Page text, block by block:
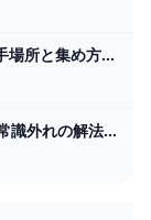
【ティアキン】サファイアの入手場所と集め方【ゼルダの伝説ティアーズオブザキングダム】
【ティアキン】祠の別解13選。常識外れの解法やゴリ押し解決など【攻略】 - YouTube